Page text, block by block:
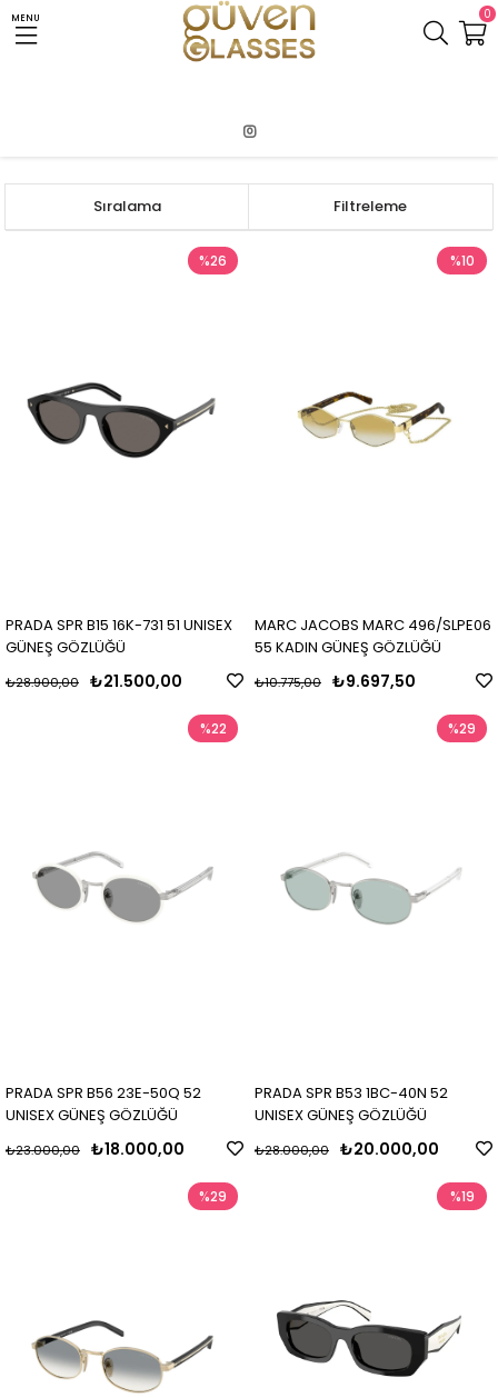
MENU 0
Filtreleme
Sıralama
PRADA SPR B15 16K-731 51 UNISEX
GÜNEŞ GÖZLÜĞÜ
₺21.500,00
₺28.900,00
%26
MARC JACOBS MARC 496/SLPE06
55 KADIN GÜNEŞ GÖZLÜĞÜ
₺9.697,50
₺10.775,00
%10
PRADA SPR B56 23E-50Q 52
UNISEX GÜNEŞ GÖZLÜĞÜ
₺18.000,00
₺23.000,00
%22
PRADA SPR B53 1BC-40N 52
UNISEX GÜNEŞ GÖZLÜĞÜ
₺20.000,00
₺28.000,00
%29
%29 %19